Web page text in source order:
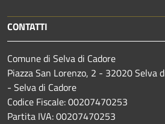
CONTATTI
Comune di Selva di Cadore
Piazza San Lorenzo, 2 - 32020 Selva
- Selva di Cadore
Codice Fiscale: 00207470253
Partita IVA: 00207470253